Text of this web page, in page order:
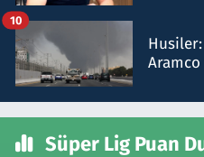
10
Süper Lig Puan